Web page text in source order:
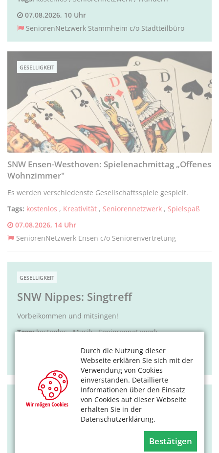
Durch die Nutzung dieser
Webseite erklären Sie sich mit der
Verwendung von Cookies
einverstanden. Detaillierte
Informationen über den Einsatz
von Cookies auf dieser Webseite
erhalten Sie in der
Datenschutzerklärung.
Bestätigen
07.08.2026, 10 Uhr
SeniorenNetzwerk Stammheim c/o Stadtteilbüro
GESELLIGKEIT
SNW Ensen-Westhoven: Spielenachmittag „Offenes
Wohnzimmer"
Es werden verschiedenste Gesellschaftsspiele gespielt.
Tags: kostenlos , Kreativität , Seniorennetzwerk , Spielspaß
07.08.2026, 14 Uhr
SeniorenNetzwerk Ensen c/o Seniorenvertretung
GESELLIGKEIT
SNW Nippes: Singtreff
Vorbeikommen und mitsingen!
Tags: kostenlos,Musik,Seniorennetzwerk
07.08.2026, 15 Uhr
SeniorenNetzwerk Nippes c/o Bürgerzentrum Nippes
Weltreise durch die eigene Stadt
Entdecken Sie Kölner Zuwanderermilieus, Musik, Kunst
und die besten Geheimtipps aus allen Kontinenten auf